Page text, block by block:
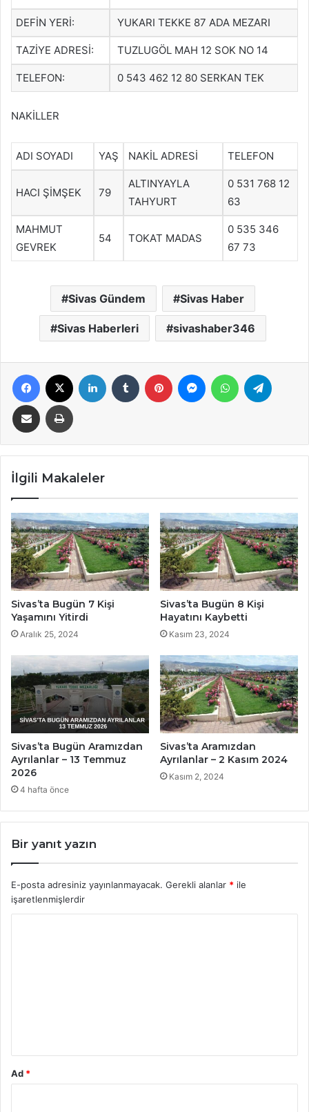
DEFİN YERİ: YUKARI TEKKE 87 ADA MEZARI
TAZİYE ADRESİ: TUZLUGÖL MAH 12 SOK NO 14
TELEFON: 0 543 462 12 80 SERKAN TEK
NAKİLLER
ADI SOYADI YAŞ NAKİL ADRESİ TELEFON
HACI ŞİMŞEK 79
ALTINYAYLA
TAHYURT
0 531 768 12
63
MAHMUT
GEVREK
54 TOKAT MADAS
0 535 346
67 73
Sivas Gündem Sivas Haber
Sivas Haberleri sivashaber346
Facebook LinkedIn Tumblr Pinterest MessengerWhatsApp
E-Posta ile paylaş Yazdır
İlgili Makaleler
Sivas’ta Bugün 7 Kişi
Yaşamını Yitirdi
Aralık 25, 2024
Sivas’ta Bugün 8 Kişi
Hayatını Kaybetti
Kasım 23, 2024
Sivas’ta Bugün Aramızdan
Ayrılanlar – 13 Temmuz
2026
4 hafta önce
Sivas’ta Aramızdan
Ayrılanlar – 2 Kasım 2024
Kasım 2, 2024
Bir yanıt yazın
E-posta adresiniz yayınlanmayacak. Gerekli alanlar * ile
işaretlenmişlerdir
Ad *